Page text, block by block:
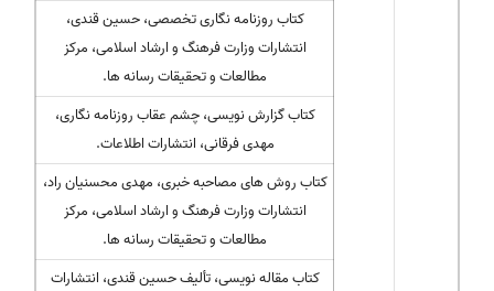
کتاب روزنامه نگاری تخصصی، حسین قندی،
انتشارات وزارت فرهنگ و ارشاد اسلامی، مرکز
مطالعات و تحقیقات رسانه ها.
کتاب گزارش نویسی، چشم عقاب روزنامه نگاری،
مهدی فرقانی، انتشارات اطلاعات.
کتاب روش های مصاحبه خبری، مهدی محسنیان راد،
انتشارات وزارت فرهنگ و ارشاد اسلامی، مرکز
مطالعات و تحقیقات رسانه ها.
کتاب مقاله نویسی، تألیف حسین قندی، انتشارات